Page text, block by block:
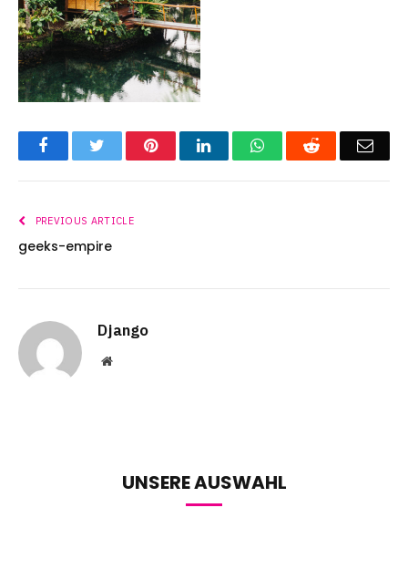
FacebookTwitter PinterestLinkedInWhatsAppReddit
PREVIOUS ARTICLE
geeks-empire
Django
Website
UNSERE AUSWAHL